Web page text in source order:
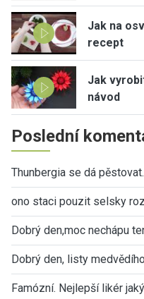
Jak na
recept
Jak
návod
Poslední
Thunbergia se dá
ono staci pouzit selsky
Dobrý den,moc nechápu
Dobrý den, listy
Famózní. Nejlepší likér